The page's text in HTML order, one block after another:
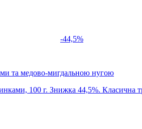
-44,5%
та медово-мигдальною нугою
100 г. Знижка 44,5%. Класична